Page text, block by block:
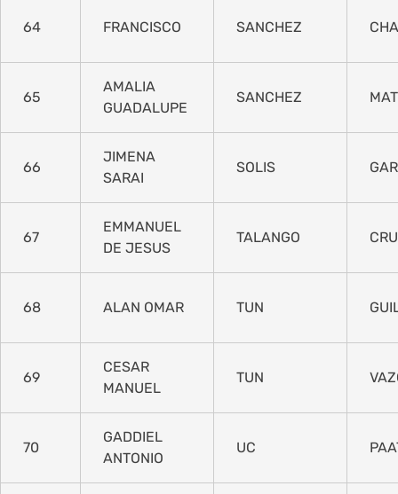
64 FRANCISCO SANCHEZ
65
AMALIA
GUADALUPE
SANCHEZ
66
JIMENA
SARAI
SOLIS
67
EMMANUEL
DE JESUS
TALANGO
68 ALAN OMAR TUN
69
CESAR
MANUEL
TUN
70
GADDIEL
ANTONIO
UC